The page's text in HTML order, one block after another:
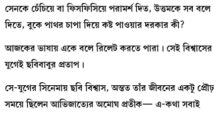
সেনকে চেঁচিয়ে বা ফিসফিসিয়ে পরামর্শ দিত, উত্তমকে সব বলে
দিতে, বুকে পাথর চাপা দিয়ে কষ্ট পাওয়ার দরকার কী?
আজকের ভাষায় একে বলে রিলেট করতে পারা। সেই বিশ্বাসের
যুগেই ছবিবাবুর প্রতাপ।
সে-যুগের সিনেমায় ছবি বিশ্বাস, অন্তত তাঁর জীবনের একটু প্রৌঢ়
সময়ে ছিলেন আভিজাত্যের অমোঘ প্রতীক— এ-কথা সবাই